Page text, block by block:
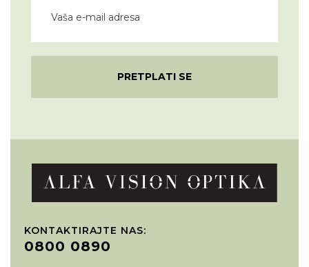
PRETPLATI SE
KONTAKTIRAJTE NAS:
0800 0890